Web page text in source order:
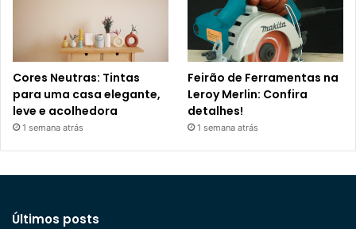
Cores Neutras: Tintas
para uma casa elegante,
leve e acolhedora
1 semana atrás
Feirão de Ferramentas na
Leroy Merlin: Confira
detalhes!
1 semana atrás
Últimos posts